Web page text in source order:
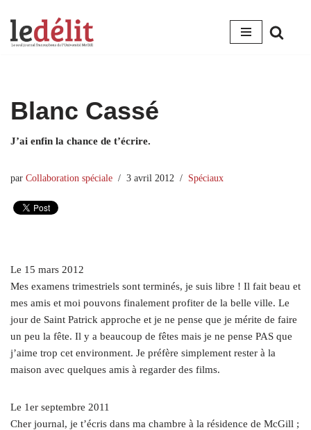
Aller
Blanc Cassé
J’ai enfin la chance de t’écrire.
par Collaboration spéciale 3 avril 2012 Spéciaux
Le 15 mars 2012
Mes examens trimestriels sont terminés, je suis libre ! Il fait beau et
mes amis et moi pouvons finalement profiter de la belle ville. Le
jour de Saint Patrick approche et je ne pense que je mérite de faire
un peu la fête. Il y a beaucoup de fêtes mais je ne pense PAS que
j’aime trop cet environment. Je préfère simplement rester à la
maison avec quelques amis à regarder des films.
Le 1er septembre 2011
Cher journal, je t’écris dans ma chambre à la résidence de McGill ;